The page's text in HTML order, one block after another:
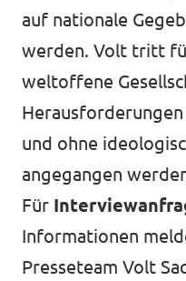
auf nationale
werden. Volt tritt
weltoffene
und ohne
angegangen
Für
Informationen
Presseteam Volt